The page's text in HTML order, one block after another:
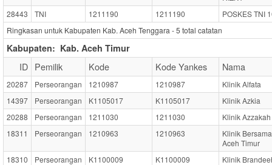
28443
TNI 1211190 1211190
POSKES TNI
Ringkasan untuk Kabupaten Kab. Aceh Tenggara -5 total catatan
Kabupaten: Kab. Aceh Timur
ID Pemilik Kode Kode Yankes Nama
20287 Perseorangan 1210987 1210987
Klinik Alfata
14397
Perseorangan K1105017 K1105017
Klinik Azkia
20288
Perseorangan 1211030 1211030
Klinik Azzakah
18311
Perseorangan 1210963 1210963
Klinik
Aceh Timur
18310
Perseorangan K1100009 K1100009
Klinik